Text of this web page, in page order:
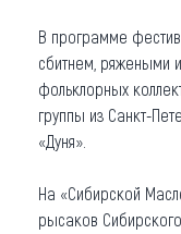
О регионе
Коллекция
Другие
В программе
сбитнем, ряжеными
фольклорных
группы из Санкт-
«Дуня».
На «Сибирской
рысаков